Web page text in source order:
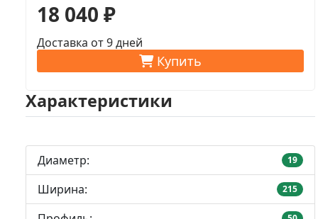
18 040 ₽
Доставка от 9 дней
Купить
Характеристики
Диаметр: 19
Ширина: 215